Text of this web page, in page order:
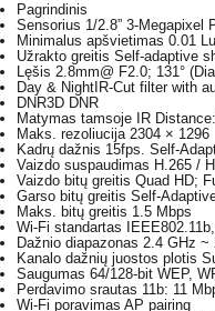
Pagrindinis
Sensorius 1/2.8” 3-Megapixel
Minimalus apšvietimas 0.01
Užrakto greitis Self-adaptive
Lęšis 2.8mm@ F2.0; 131°
Day & Night IR-Cut filter with
DNR3D DNR
Matymas tamsoje
IR
Maks. rezoliucija 2304 × 1296
Kadrų dažnis 15fps. Self-
Vaizdo suspaudimas H.265 /
Vaizdo bitų greitis Quad HD;
Garso bitų greitis Self-
Maks. bitų greitis 1.5 Mbps
Wi-Fi standartas
Dažnio diapazonas 2.4 GHz ~
Kanalo dažnių juostos plotis
Saugumas 64/128-bit WEP,
Perdavimo srautas 11b: 11
Wi-Fi poravimas AP pairing